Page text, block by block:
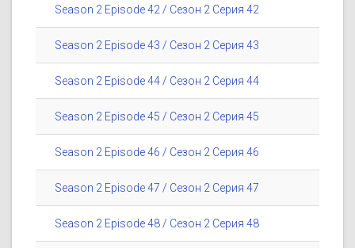
Season 2 Episode 42 / Сезон 2 Серия 42
Season 2 Episode 43 / Сезон 2 Серия 43
Season 2 Episode 44 / Сезон 2 Серия 44
Season 2 Episode 45 / Сезон 2 Серия 45
Season 2 Episode 46 / Сезон 2 Серия 46
Season 2 Episode 47 / Сезон 2 Серия 47
Season 2 Episode 48 / Сезон 2 Серия 48